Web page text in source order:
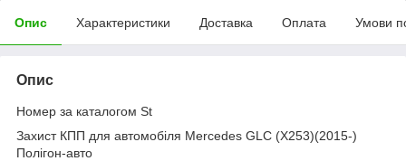
Опис Характеристики Доставка Оплата Умови
Опис
Номер за каталогом St
Захист КПП для автомобіля Mercedes GLС (Х253)(2015-)
Полігон-авто